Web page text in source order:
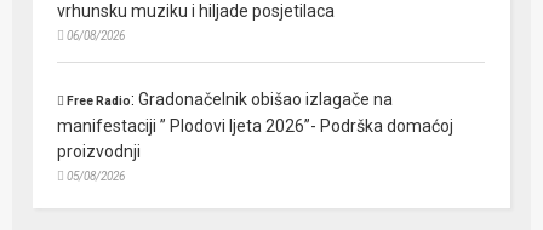
vrhunsku muziku i hiljade posjetilaca
06/08/2026
Free Radio:Gradonačelnik obišao izlagače na
manifestaciji ” Plodovi ljeta 2026”- Podrška domaćoj
proizvodnji
05/08/2026